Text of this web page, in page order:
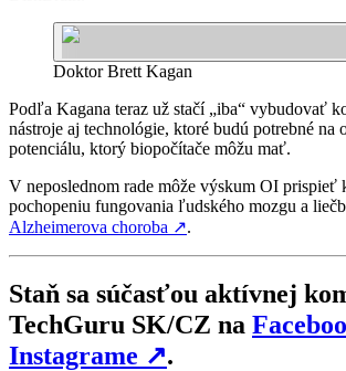
Doktor Brett Kagan
Podľa Kagana teraz už stačí „iba“ vybudovať
nástroje aj technológie, ktoré budú potrebné na
potenciálu, ktorý biopočítače môžu mať.
V neposlednom rade môže výskum OI prispieť
pochopeniu fungovania ľudského mozgu a
Alzheimerova choroba ↗.
Staň sa súčasťou aktívnej
TechGuru SK/CZ na
Instagrame ↗.